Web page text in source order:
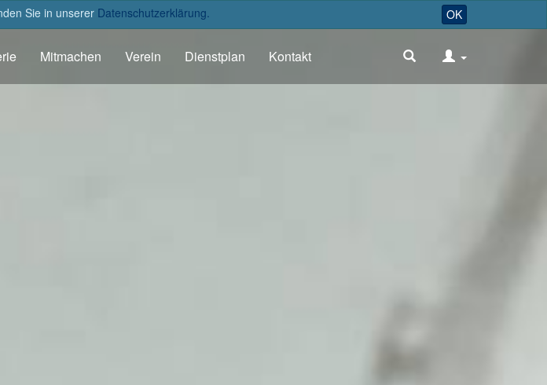
Sie in unserer Datenschutzerklärung. OK
Mitmachen Verein Dienstplan Kontakt